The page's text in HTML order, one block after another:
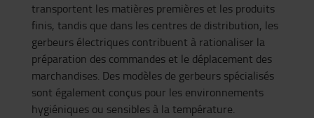
transportent les matières premières et les produits
finis, tandis que dans les centres de distribution, les
gerbeurs électriques contribuent à rationaliser la
préparation des commandes et le déplacement des
marchandises. Des modèles de gerbeurs spécialisés
sont également conçus pour les environnements
hygiéniques ou sensibles à la température.